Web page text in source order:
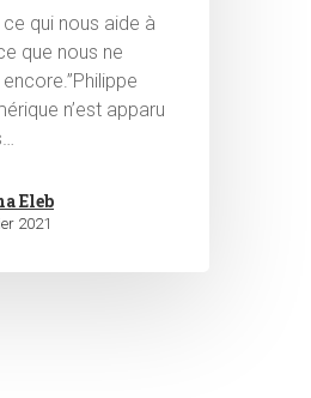
ce qui nous aide à
que nous ne
n’est apparu
Eleb
2021